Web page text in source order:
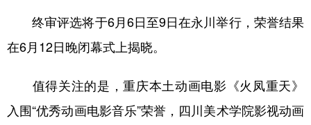
终审评选将于6月6日至9日在永川举行，荣誉结果
在6月12日晚闭幕式上揭晓。
值得关注的是，重庆本土动画电影《火凤重天》
入围“优秀动画电影音乐”荣誉，四川美术学院影视动画